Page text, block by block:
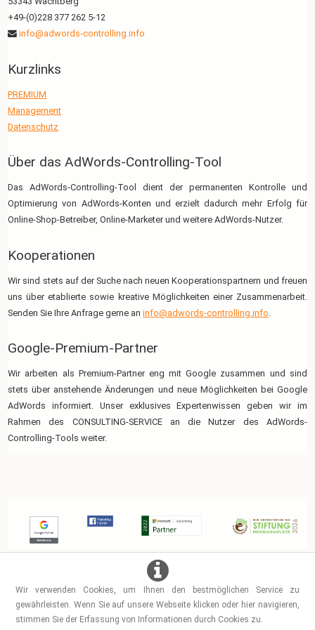
+49-(0)228 377 262 5-12
info@adwords-controlling.info
Kurzlinks
PREMIUM
Management
Datenschutz
Über das AdWords-Controlling-Tool
Das AdWords-Controlling-Tool dient der permanenten Kontrolle und
Optimierung von AdWords-Konten und erzielt dadurch mehr Erfolg für
Online-Shop-Betreiber, Online-Marketer und weitere AdWords-Nutzer.
Kooperationen
Wir sind stets auf der Suche nach neuen Kooperationspartnern und freuen
uns über etablierte sowie kreative Möglichkeiten einer Zusammenarbeit.
Senden Sie Ihre Anfrage gerne aninfo@adwords-controlling.info
Google-Premium-Partner
Wir arbeiten als Premium-Partner eng mit Google zusammen und sind
stets über anstehende Änderungen und neue Möglichkeiten bei Google
AdWords informiert. Unser exklusives Expertenwissen geben wir im
Rahmen des CONSULTING-SERVICE an die Nutzer des AdWords-
Controlling-Tools weiter.
Copyright © Prof. Dr. Tilo Hildebrandt
Wir verwenden Cookies, um Ihnen den bestmöglichen Service zu
gewährleisten. Wenn Sie auf unsere Webseite klicken oder hier navigieren,
stimmen Sie der Erfassung von Informationen durch Cookies zu.